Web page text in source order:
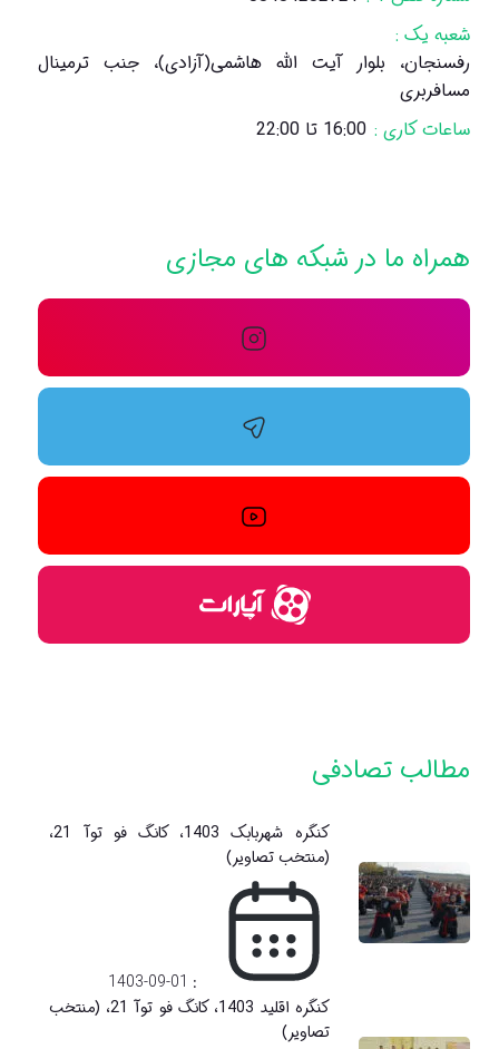
شعبه یک :
رفسنجان، بلوار آیت الله هاشمی(آزادی)، جنب ترمینال
مسافربری
ساعات کاری : 16:00 تا 22:00
همراه ما در شبکه های مجازی
مطالب تصادفی
کنگره شهربابک 1403، کانگ فو توآ 21،
(منتخب تصاویر)
: 1403-09-01
کنگره اقلید 1403، کانگ فو توآ 21، (منتخب
تصاویر)